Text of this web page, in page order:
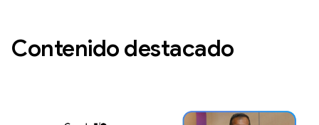
Contenido destacado